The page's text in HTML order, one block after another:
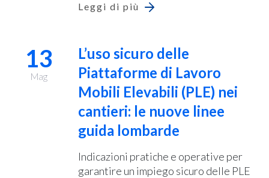
Leggi di più
13
Mag
L’uso sicuro delle
Piattaforme di Lavoro
Mobili Elevabili (PLE) nei
cantieri: le nuove linee
guida lombarde
Indicazioni pratiche e operative per
garantire un impiego sicuro delle PLE